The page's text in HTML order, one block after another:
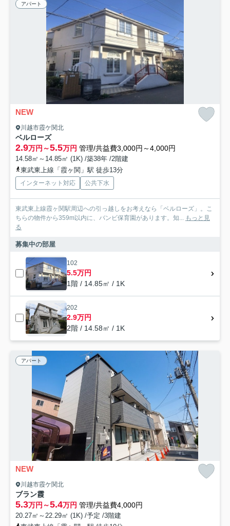
アパート
NEW
川越市霞ケ関北
ベルローズ
2.9万円～5.5万円 管理/共益費3,000円～4,000円
14.58㎡～14.85㎡ (1K) /築38年 /2階建
東武東上線「霞ヶ関」駅 徒歩13分
インターネット対応 公共下水
東武東上線霞ヶ関駅周辺への引っ越しをお考えなら「ベルローズ」。こ
ちらの物件から359m以内に、バンビ保育園があります。知... もっと見
る
募集中の部屋
102
5.5万円
1階 / 14.85㎡ / 1K
202
2.9万円
2階 / 14.58㎡ / 1K
アパート
NEW
川越市霞ケ関北
ブラン霞
5.3万円～5.4万円 管理/共益費4,000円
20.27㎡～22.29㎡ (1K) /予定 /3階建